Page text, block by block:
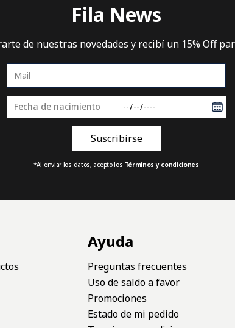
Fila News
de nuestras novedades y recibí un 15% Off
*Al enviar los datos, acepto los Términos y condiciones
Ayuda
Preguntas frecuentes
Uso de saldo a favor
Promociones
Estado de mi pedido